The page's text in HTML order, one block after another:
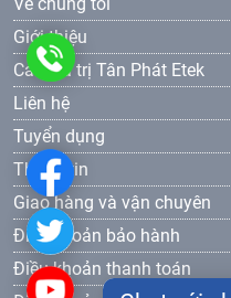
Giới thiệu
Các giá trị Tân Phát Etek
Liên hệ
Tuyển dụng
Thông tin
Giao hàng và vận chuyên
Điều khoản bảo hành
Điều khoản thanh toán
0986
577